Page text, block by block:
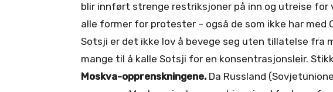
blir innført strenge restriksjoner på inn og utreise for
alle former for protester – også de som ikke har med
Sotsji er det ikke lov å bevege seg uten tillatelse fra
mange til å kalle Sotsji for en konsentrasjonsleir.
Moskva-opprenskningene. Da Russland